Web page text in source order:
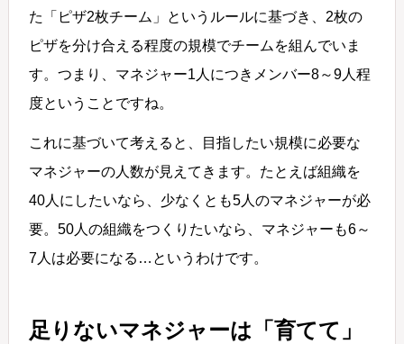
た「ピザ2枚チーム」というルールに基づき、2枚の
ピザを分け合える程度の規模でチームを組んでいま
す。つまり、マネジャー1人につきメンバー8～9人程
度ということですね。
これに基づいて考えると、目指したい規模に必要な
マネジャーの人数が見えてきます。たとえば組織を
40人にしたいなら、少なくとも5人のマネジャーが必
要。50人の組織をつくりたいなら、マネジャーも6～
7人は必要になる…というわけです。
足りないマネジャーは「育てて」